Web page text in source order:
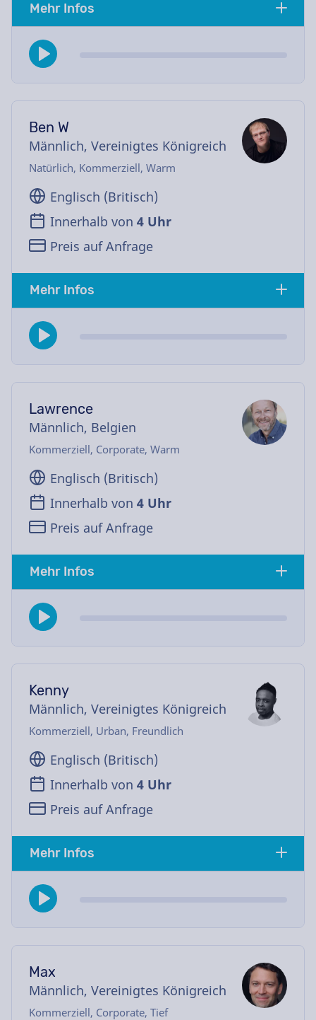
Mehr Infos
Ben W
Männlich, Vereinigtes Königreich
Natürlich, Kommerziell, Warm
Englisch (Britisch)
Innerhalb von 4 Uhr
Preis auf Anfrage
Mehr Infos
Lawrence
Männlich, Belgien
Kommerziell, Corporate, Warm
Englisch (Britisch)
Innerhalb von 4 Uhr
Preis auf Anfrage
Mehr Infos
Kenny
Männlich, Vereinigtes Königreich
Kommerziell, Urban, Freundlich
Englisch (Britisch)
Innerhalb von 4 Uhr
Preis auf Anfrage
Mehr Infos
Max
Männlich, Vereinigtes Königreich
Kommerziell, Corporate, Tief